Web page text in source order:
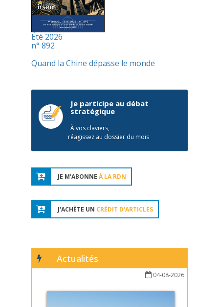
Été 2026
n° 892
Quand la Chine dépasse le monde
Je participe au débat
stratégique
À vos claviers,
réagissez au dossier du mois
JE M'ABONNE À LA RDN
J'ACHÈTE UN CRÉDIT D'ARTICLES
Actualités
04-08-2026